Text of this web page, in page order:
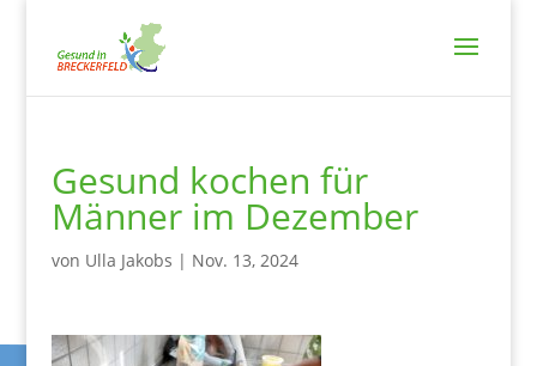
Gesund kochen für
Männer im Dezember
von Ulla Jakobs | Nov. 13, 2024